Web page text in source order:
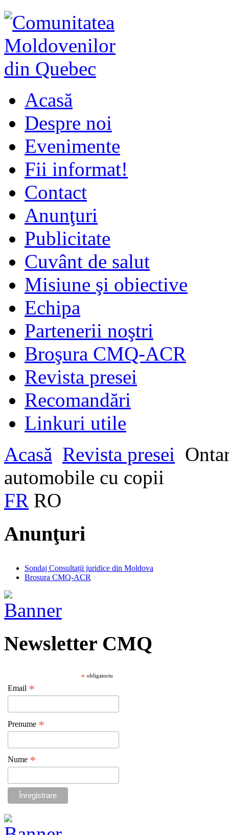
Acasă
Despre noi
Evenimente
Fii informat!
Contact
Anunţuri
Publicitate
Cuvânt de salut
Misiune şi obiective
Echipa
Partenerii noştri
Broşura CMQ-ACR
Revista presei
Recomandări
Linkuri utile
Acasă Revista presei
automobile cu copii
FR RO
Anunţuri
Sondaj Consultații juridice din Moldova
Brosura CMQ-ACR
Newsletter CMQ
* obligatoriu
Email *
Prenume *
Nume *